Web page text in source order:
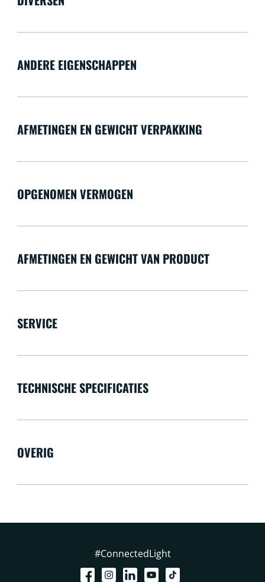
ANDERE EIGENSCHAPPEN
AFMETINGEN EN GEWICHT VERPAKKING
OPGENOMEN VERMOGEN
AFMETINGEN EN GEWICHT VAN PRODUCT
SERVICE
TECHNISCHE SPECIFICATIES
OVERIG
#ConnectedLight